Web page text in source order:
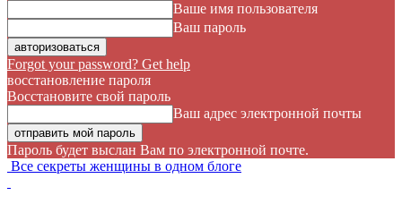
Ваше имя пользователя
Ваш пароль
Forgot your password? Get help
восстановление пароля
Восстановите свой пароль
Ваш адрес электронной почты
Пароль будет выслан Вам по электронной почте.
Все секреты женщины в одном блоге